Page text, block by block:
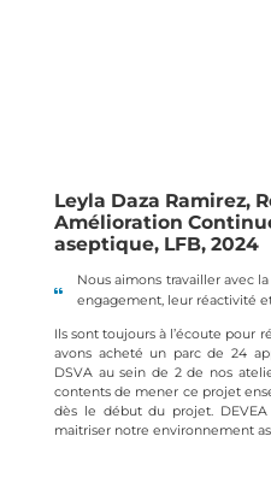
Leyla Daza Ramirez,
Amélioration
aseptique, LFB, 2024
Nous aimons travailler avec
engagement, leur réactivité
Ils sont toujours à l’écoute pour
avons acheté un parc de 24
DSVA au sein de 2 de nos
contents de mener ce projet
dès le début du projet.
maitriser notre environnement